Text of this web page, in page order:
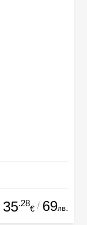
35.28
€ / 69лв.